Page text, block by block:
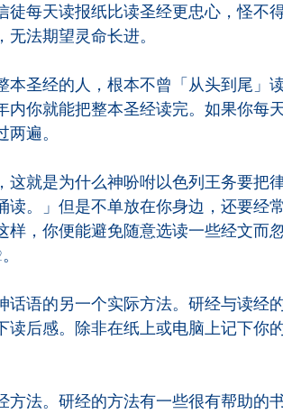
每天读报纸比读圣经更忠心，怪不
法期望灵命长进。
圣经的人，根本不曾「从头到尾」
内你就能把整本圣经读完。如果你每
遍。
就是为什么神吩咐以色列王务要把律
读。」但是不单放在你身边，还要经
，你便能避免随意选读一些经文而
语的另一个实际方法。研经与读经
读后感。除非在纸上或电脑上记下你
法。研经的方法有一些很有帮助的